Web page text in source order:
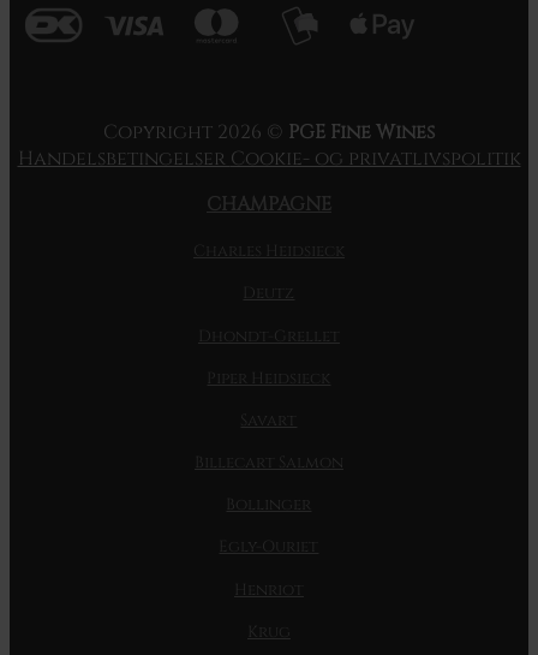
Copyright 2026 © PGE Fine Wines
Handelsbetingelser Cookie- og privatlivspolitik
CHAMPAGNE
Charles Heidsieck
Deutz
Dhondt-Grellet
Piper Heidsieck
Savart
Billecart Salmon
Bollinger
Egly-Ouriet
Henriot
Krug